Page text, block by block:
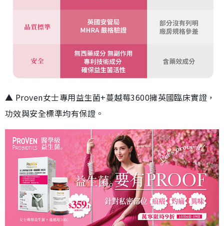
▲ Proven女士專用益生菌+蔓越莓3600擁英國臨床實證，
功效與安全標準均有保證。